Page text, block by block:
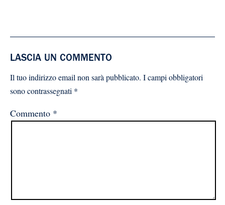
LASCIA UN COMMENTO
Il tuo indirizzo email non sarà pubblicato. I campi obbligatori
sono contrassegnati *
Commento *